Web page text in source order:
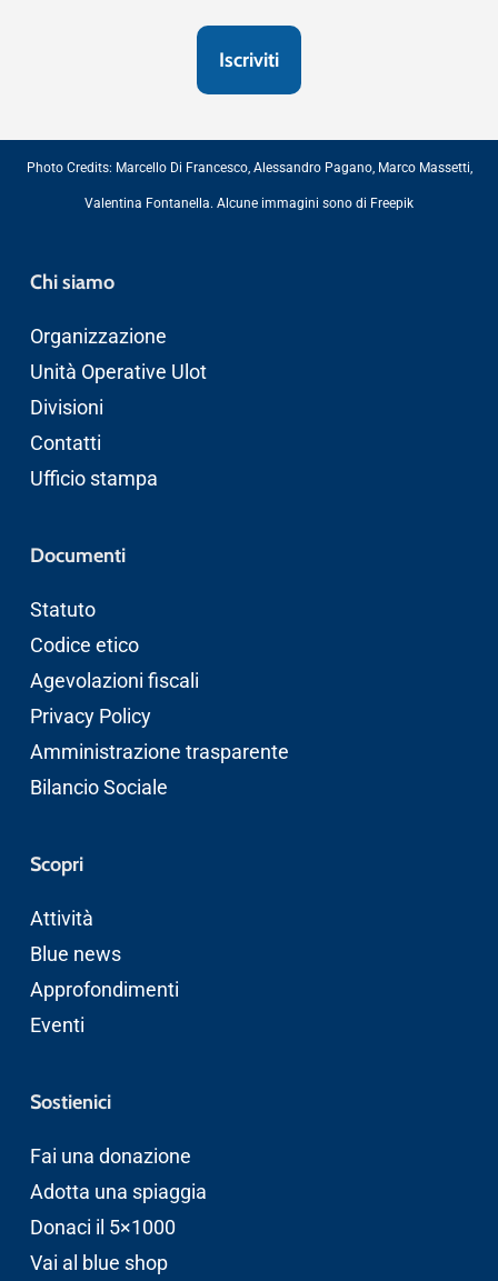
Photo Credits: Marcello Di Francesco, Alessandro Pagano, Marco Massetti,
Valentina Fontanella. Alcune immagini sono di Freepik
Chi siamo
Organizzazione
Unità Operative Ulot
Divisioni
Contatti
Ufficio stampa
Documenti
Statuto
Codice etico
Agevolazioni fiscali
Privacy Policy
Amministrazione trasparente
Bilancio Sociale
Scopri
Attività
Blue news
Approfondimenti
Eventi
Sostienici
Fai una donazione
Adotta una spiaggia
Donaci il 5×1000
Vai al blue shop